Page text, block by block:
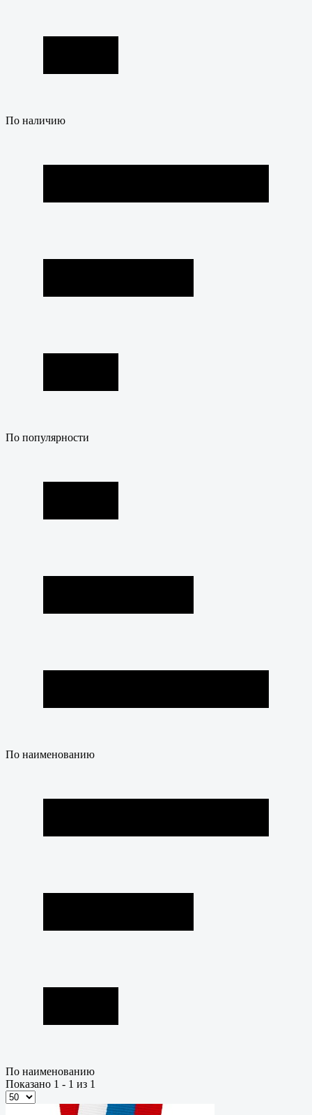
По наличию
По популярности
По наименованию
По наименованию
Показано 1 - 1 из 1